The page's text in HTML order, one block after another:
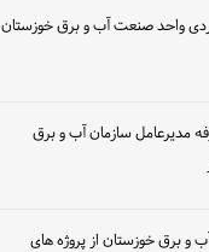
واحد صنعت آب و برق خوزستان
مدیرعامل سازمان آب و برق
و برق خوزستان از پروژه های